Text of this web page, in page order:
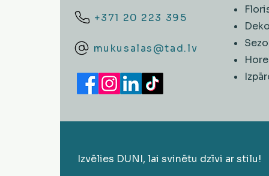
+371 20 223 395
mukusalas@tad.lv
Izvēlies DUNI, lai svinētu dzīvi ar stilu!